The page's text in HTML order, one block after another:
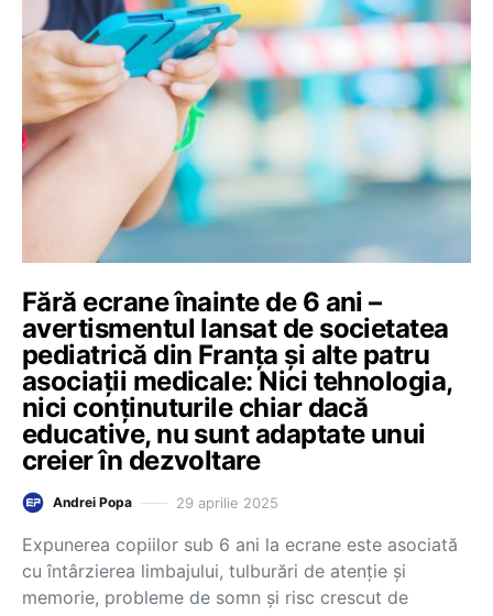
Fără ecrane înainte de 6 ani –
avertismentul lansat de societatea
pediatrică din Franța și alte patru
asociații medicale: Nici tehnologia,
nici conținuturile chiar dacă
educative, nu sunt adaptate unui
creier în dezvoltare
Andrei Popa 29 aprilie 2025
Expunerea copiilor sub 6 ani la ecrane este asociată
cu întârzierea limbajului, tulburări de atenție și
memorie, probleme de somn și risc crescut de